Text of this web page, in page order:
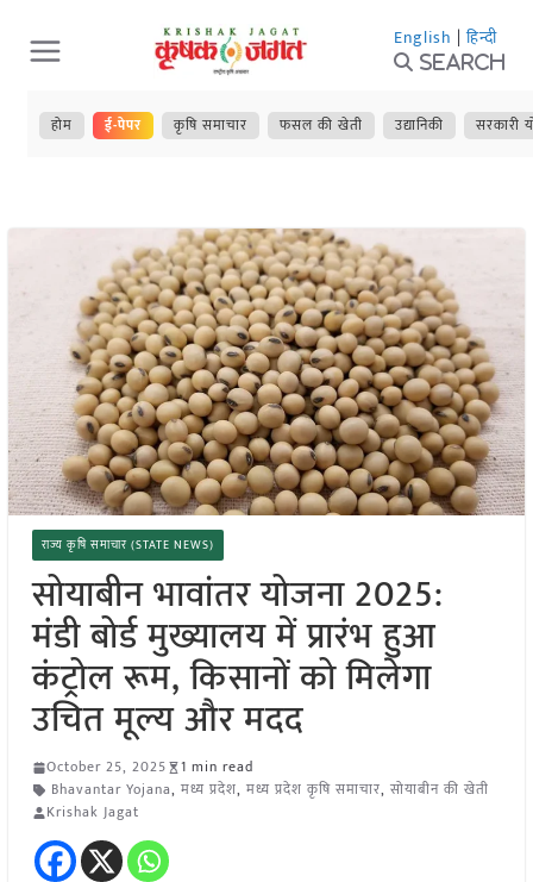
Skip
to
content
English | हिन्दी
Search
होम ई-पेपर कृषि समाचार फसल की खेती उद्यानिकी सरकारी
राज्य कृषि समाचार (STATE NEWS)
सोयाबीन भावांतर योजना 2025:
मंडी बोर्ड मुख्यालय में प्रारंभ हुआ
कंट्रोल रूम, किसानों को मिलेगा
उचित मूल्य और मदद
October 25, 2025
1 min read
Bhavantar Yojana, मध्य प्रदेश, मध्य प्रदेश कृषि समाचार, सोयाबीन की खेती
Krishak Jagat